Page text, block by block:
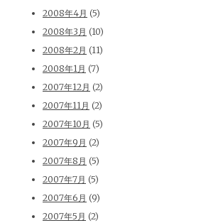
2008年4月 (5)
2008年3月 (10)
2008年2月 (11)
2008年1月 (7)
2007年12月 (2)
2007年11月 (2)
2007年10月 (5)
2007年9月 (2)
2007年8月 (5)
2007年7月 (5)
2007年6月 (9)
2007年5月 (2)